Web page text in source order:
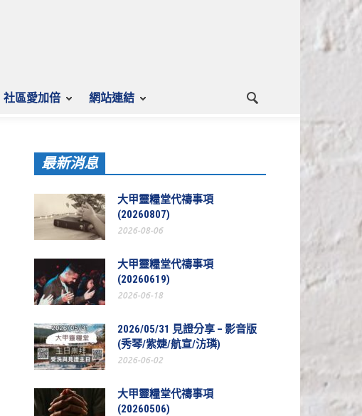
社區愛加倍 網站連結
最新消息
大甲靈糧堂代禱事項
(20260807)
2026-08-06
大甲靈糧堂代禱事項
(20260619)
2026-06-18
2026/05/31 見證分享 – 影音版
(秀琴/紫婕/航宣/汸璘)
2026-06-02
大甲靈糧堂代禱事項
(20260506)